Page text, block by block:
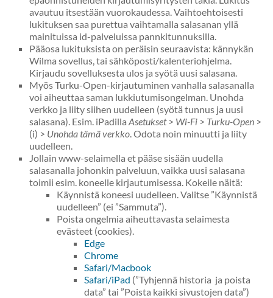
avautuu itsestään vuorokaudessa. Vaihtoehtoisesti
lukituksen saa purettua vaihtamalla salasanan yllä
mainituissa id-palveluissa pannkitunnuksilla.
Pääosa lukituksista on peräisin seuraavista: kännykän
Wilma sovellus, tai sähköposti/kalenteriohjelma.
Kirjaudu sovelluksesta ulos ja syötä uusi salasana.
Myös Turku-Open-kirjautuminen vanhalla salasanalla
voi aiheuttaa saman lukkiutumisongelman. Unohda
verkko ja liity siihen uudelleen (syötä tunnus ja uusi
salasana). Esim. iPadillaAsetukset > Wi-Fi > Turku-Open >
(i) > Unohda tämä verkko. Odota noin minuutti ja liity
uudelleen.
Jollain www-selaimella et pääse sisään uudella
salasanalla johonkin palveluun, vaikka uusi salasana
toimii esim. koneelle kirjautumisessa. Kokeile näitä:
Käynnistä koneesi uudelleen. Valitse ”Käynnistä
uudelleen” (ei ”Sammuta”).
Poista ongelmia aiheuttavasta selaimesta
evästeet (cookies).
Edge
Chrome
Safari/Macbook
Safari/iPad (”Tyhjennä historia ja poista
data” tai ”Poista kaikki sivustojen data”)